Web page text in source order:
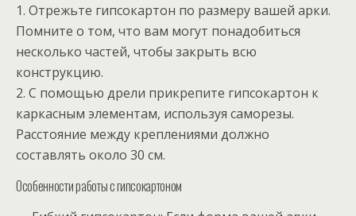
1. Отрежьте гипсокартон по размеру вашей арки.
Помните о том, что вам могут понадобиться
несколько частей, чтобы закрыть всю
конструкцию.
2. С помощью дрели прикрепите гипсокартон к
каркасным элементам, используя саморезы.
Расстояние между креплениями должно
составлять около 30 см.
Особенности работы с гипсокартоном